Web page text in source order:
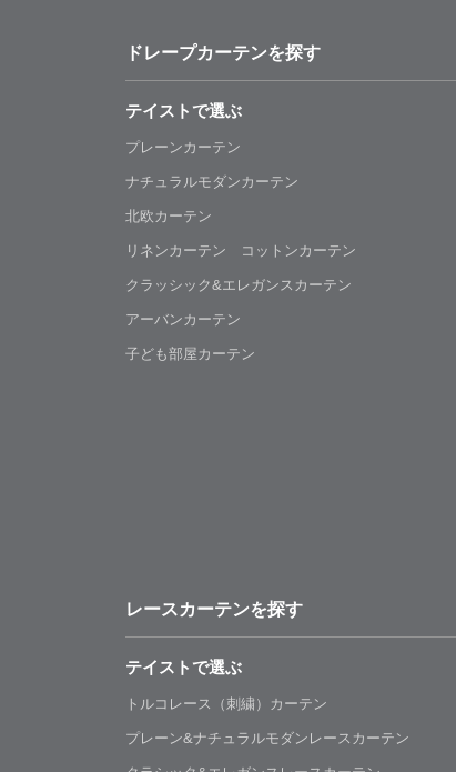
ドレープカーテンを探す
テイストで選ぶ
プレーンカーテン
ナチュラルモダンカーテン
北欧カーテン
リネンカーテン コットンカーテン
クラッシック&エレガンスカーテン
アーバンカーテン
子ども部屋カーテン
レースカーテンを探す
テイストで選ぶ
トルコレース（刺繍）カーテン
プレーン&ナチュラルモダンレースカーテン